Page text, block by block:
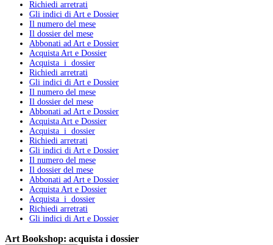
Richiedi arretrati
Gli indici di Art e Dossier
Il numero del mese
Il dossier del mese
Abbonati ad Art e Dossier
Acquista Art e Dossier
Acquista i dossier
Richiedi arretrati
Gli indici di Art e Dossier
Il numero del mese
Il dossier del mese
Abbonati ad Art e Dossier
Acquista Art e Dossier
Acquista i dossier
Richiedi arretrati
Gli indici di Art e Dossier
Il numero del mese
Il dossier del mese
Abbonati ad Art e Dossier
Acquista Art e Dossier
Acquista i dossier
Richiedi arretrati
Gli indici di Art e Dossier
Art Bookshop: acquista i dossier